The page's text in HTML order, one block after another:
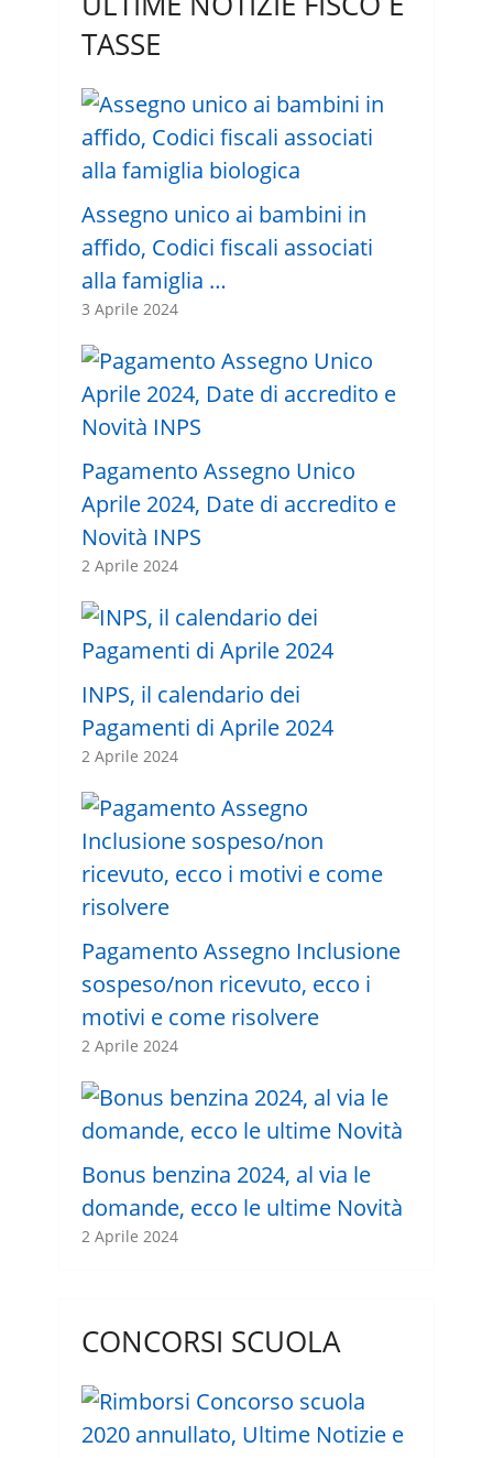
TASSE
Assegno unico ai bambini in
affido, Codici fiscali associati
alla famiglia …
3 Aprile 2024
Pagamento Assegno Unico
Aprile 2024, Date di accredito e
Novità INPS
2 Aprile 2024
INPS, il calendario dei
Pagamenti di Aprile 2024
2 Aprile 2024
Pagamento Assegno Inclusione
sospeso/non ricevuto, ecco i
motivi e come risolvere
2 Aprile 2024
Bonus benzina 2024, al via le
domande, ecco le ultime Novità
2 Aprile 2024
CONCORSI SCUOLA